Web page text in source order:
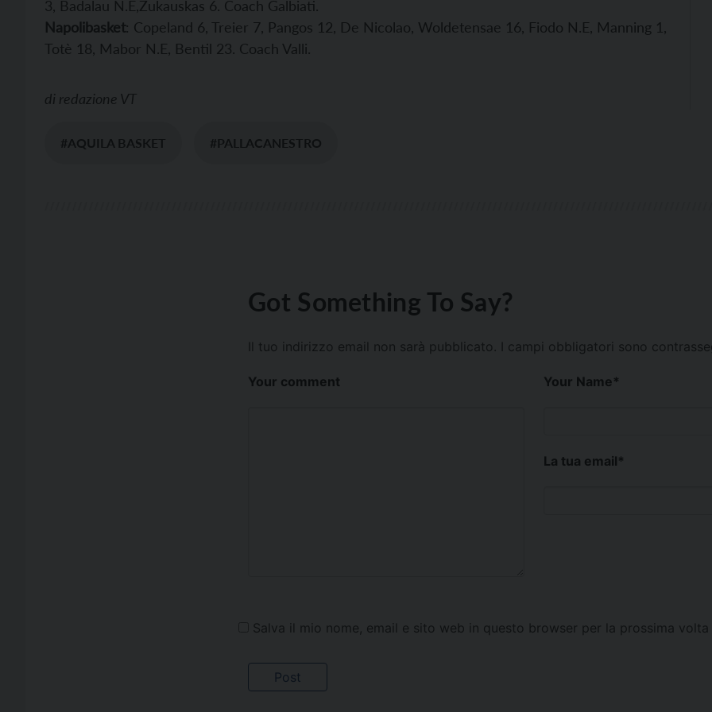
3, Badalau N.E,Žukauskas 6. Coach Galbiati.
Napolibasket: Copeland 6, Treier 7, Pangos 12, De Nicolao, Woldetensae 16, Fiodo N.E, Manning 1,
Totè 18, Mabor N.E, Bentil 23. Coach Valli.
di redazione VT
#AQUILA BASKET #PALLACANESTRO
Got Something To Say?
Il tuo indirizzo email non sarà pubblicato. I campi obbligatori sono
Your comment Your Name*
La tua email*
Salva il mio nome, email e sito web in questo browser per la prossima volta